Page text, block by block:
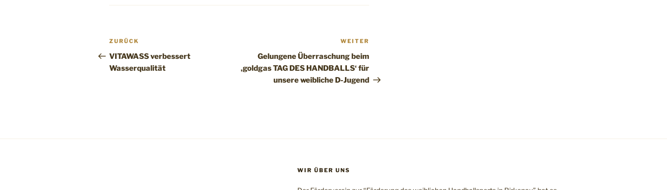
Beitragsnavigation
Vorheriger
Beitrag
ZURÜCK
VITAWASS verbessert
Wasserqualität
Beitrag
WEITER
Gelungene Überraschung beim
‚goldgas TAG DES HANDBALLS‘ für
unsere weibliche D-Jugend
WIR ÜBER UNS